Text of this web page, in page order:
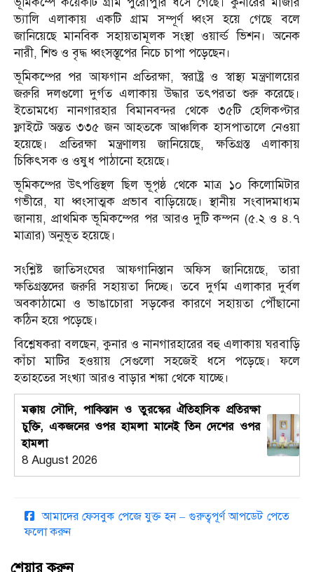
ভ্যালি এলাকায় একটি গ্রাম সম্পূর্ণ ধ্বংস হয়ে গেছে বলে
জানিয়েছে মানবিক সহায়তামূলক সংস্থা ওয়ার্ল্ড ভিশন। অনেক
নারী, শিশু ও বৃদ্ধ ধ্বংসস্তূপের নিচে চাপা পড়েছেন।
ভূমিকম্পের পর আফগান প্রতিরক্ষা, স্বরাষ্ট্র ও স্বাস্থ্য মন্ত্রণালয়ের
জরুরি দলগুলো দুর্গত এলাকায় উদ্ধার তৎপরতা শুরু করেছে।
ইতোমধ্যে নানগারহার বিমানবন্দর থেকে ৩৫টি হেলিকপ্টার
ফ্লাইটে অন্তত ৩৩৫ জন আহতকে আঞ্চলিক হাসপাতালে নেওয়া
হয়েছে। প্রতিরক্ষা মন্ত্রণালয় জানিয়েছে, ক্ষতিগ্রস্ত এলাকায়
চিকিৎসক ও ওষুধ পাঠানো হয়েছে।
ভূমিকম্পের উৎপত্তিস্থল ছিল ভূপৃষ্ঠ থেকে মাত্র ১০ কিলোমিটার
গভীরে, যা ধ্বংসাত্মক প্রভাব বাড়িয়েছে। স্থানীয় সংবাদমাধ্যম
জানায়, প্রাথমিক ভূমিকম্পের পর আরও দুটি কম্পন (৫.২ ও ৪.৭
মাত্রার) অনুভূত হয়েছে।
সংশ্লিষ্ট জাতিসংঘের আফগানিস্তান অফিস জানিয়েছে, তারা
ক্ষতিগ্রস্তদের জরুরি সহায়তা দিচ্ছে। তবে দুর্গম এলাকার দুর্বল
অবকাঠামো ও ভাঙাচোরা সড়কের কারণে সহায়তা পৌঁছানো
কঠিন হয়ে পড়েছে।
বিশ্লেষকরা বলছেন, কুনার ও নানগারহারের বহু এলাকায় ঘরবাড়ি
কাঁচা মাটির হওয়ায় সেগুলো সহজেই ধসে পড়েছে। ফলে
হতাহতের সংখ্যা আরও বাড়ার শঙ্কা থেকে যাচ্ছে।
মক্কায় সৌদি, পাকিস্তান ও তুরস্কের ঐতিহাসিক প্রতিরক্ষা
চুক্তি, একজনের ওপর হামলা মানেই তিন দেশের ওপর
হামলা
8 August 2026
আমাদের ফেসবুক পেজে যুক্ত হন – গুরুত্বপূর্ণ আপডেট পেতে
ফলো করুন
শেয়ার করুন